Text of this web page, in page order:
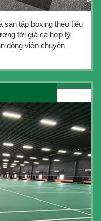
sàn tập boxing theo tiêu
tới giá cà hợp lý
động viên chuyên